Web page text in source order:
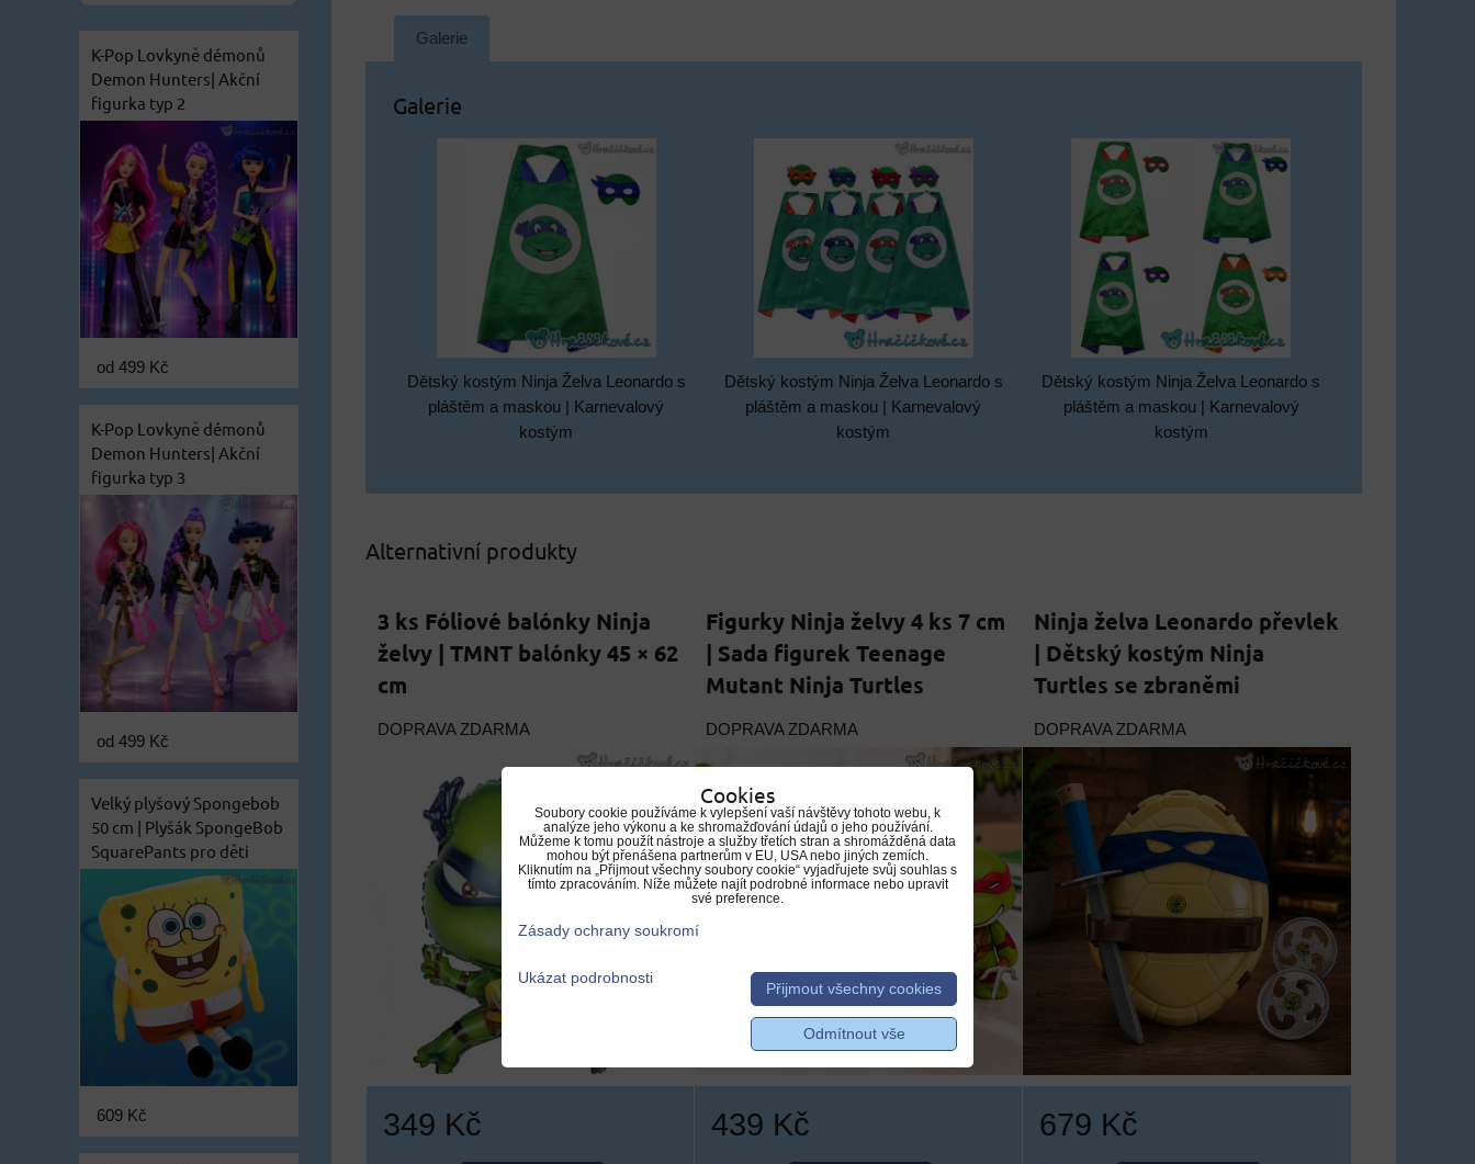
Galerie
Galerie
Dětský kostým Ninja Želva Leonardo s
pláštěm a maskou | Karnevalový
kostým
Dětský kostým Ninja Želva Leonardo s
pláštěm a maskou | Karnevalový
kostým
Dětský kostým Ninja Želva Leonardo s
pláštěm a maskou | Karnevalový
kostým
Alternativní produkty
3 ks Fóliové balónky Ninja
želvy | TMNT balónky 45 × 62
cm
DOPRAVA ZDARMA
349 Kč
Figurky Ninja želvy 4 ks 7 cm
| Sada figurek Teenage
Mutant Ninja Turtles
DOPRAVA ZDARMA
439 Kč
Ninja želva Leonardo převlek
| Dětský kostým Ninja
Turtles se zbraněmi
DOPRAVA ZDARMA
679 Kč
K-Pop Lovkyně démonů
Demon Hunters| Akční
figurka typ 2
od 499 Kč
K-Pop Lovkyně démonů
Demon Hunters| Akční
figurka typ 3
od 499 Kč
Velký plyšový Spongebob
50 cm | Plyšák SpongeBob
SquarePants pro děti
609 Kč
Cookies
Soubory cookie používáme k vylepšení vaší návštěvy tohoto webu, k
analýze jeho výkonu a ke shromažďování údajů o jeho používání.
Můžeme k tomu použít nástroje a služby třetích stran a shromážděná data
mohou být přenášena partnerům v EU, USA nebo jiných zemích.
Kliknutím na „Přijmout všechny soubory cookie“ vyjadřujete svůj souhlas s
tímto zpracováním. Níže můžete najít podrobné informace nebo upravit
své preference.
Zásady ochrany soukromí
Ukázat podrobnosti
Přijmout všechny cookies
Odmítnout vše